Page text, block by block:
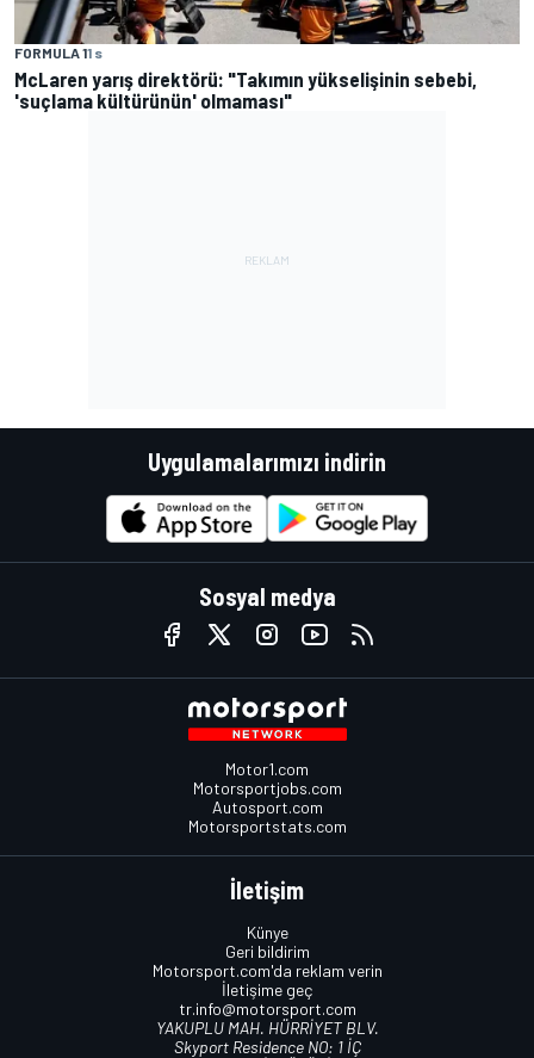
FORMULA 11 s
McLaren yarış direktörü: "Takımın yükselişinin sebebi,
'suçlama kültürünün' olmaması"
Uygulamalarımızı indirin
Sosyal medya
Motor1.com
Motorsportjobs.com
Autosport.com
Motorsportstats.com
İletişim
Künye
Geri bildirim
Motorsport.com'da reklam verin
İletişime geç
tr.info@motorsport.com
YAKUPLU MAH. HÜRRİYET BLV.
Skyport Residence NO: 1 İÇ